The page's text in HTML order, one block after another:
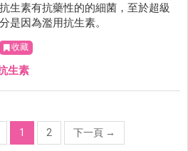
生素有抗藥性的的細菌，至於超級
是因為濫用抗生素。
收藏
生素
1 2 下一頁 →